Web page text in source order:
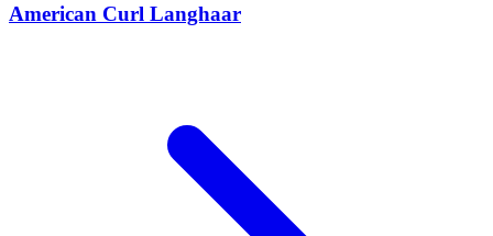
American Curl Langhaar